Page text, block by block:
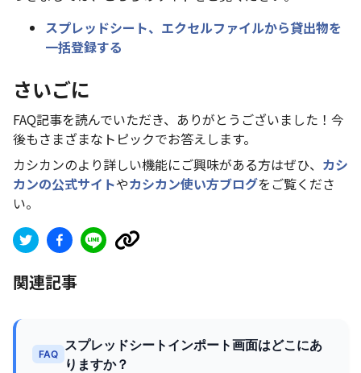
スプレッドシート、エクセルファイルから貸出物を
一括登録する
さいごに
FAQ記事を読んでいただき、ありがとうございました！今
後もさまざまなトピックでお答えします。
カシカンのより詳しい機能にご興味がある方はぜひ、 カシ
カンの公式サイトやカシカン使い方ブログをご覧くださ
い。
関連記事
FAQ
スプレッドシートインポート画面はどこにあ
りますか？